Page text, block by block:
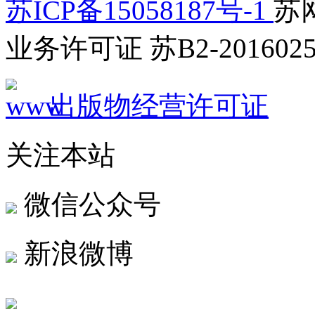
苏ICP备15058187号-1 苏
业务许可证 苏B2-
出版物经营许可证
关注本站
微信公众号
新浪微博